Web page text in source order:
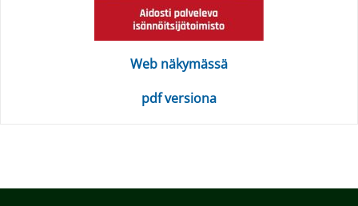
Web näkymässä
pdf versiona